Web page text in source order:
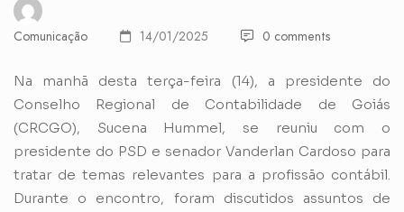
Comunicação 14/01/2025 0 comments
Na manhã desta terça-feira (14), a presidente do
Conselho Regional de Contabilidade de Goiás
(CRCGO), Sucena Hummel, se reuniu com o
presidente do PSD e senador Vanderlan Cardoso para
tratar de temas relevantes para a profissão contábil.
Durante o encontro, foram discutidos assuntos de